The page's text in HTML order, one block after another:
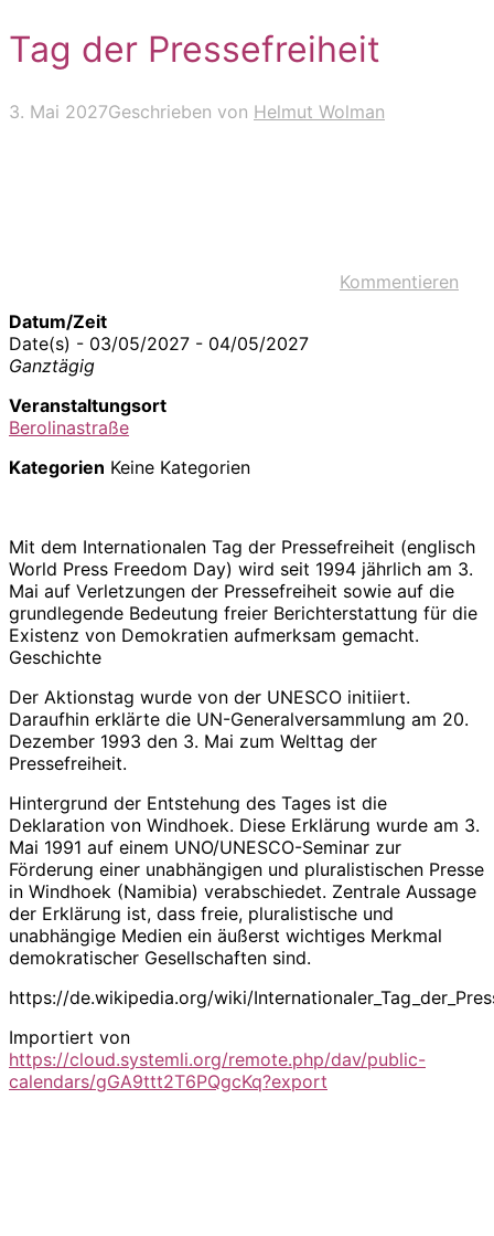
Tag der Pressefreiheit
3. Mai 2027Geschrieben von Helmut Wolman
Kommentieren
Datum/Zeit
Date(s) - 03/05/2027 - 04/05/2027
Ganztägig
Veranstaltungsort
Berolinastraße
Kategorien Keine Kategorien
Mit dem Internationalen Tag der Pressefreiheit (englisch
World Press Freedom Day) wird seit 1994 jährlich am 3.
Mai auf Verletzungen der Pressefreiheit sowie auf die
grundlegende Bedeutung freier Berichterstattung für die
Existenz von Demokratien aufmerksam gemacht.
Geschichte
Der Aktionstag wurde von der UNESCO initiiert.
Daraufhin erklärte die UN-Generalversammlung am 20.
Dezember 1993 den 3. Mai zum Welttag der
Pressefreiheit.
Hintergrund der Entstehung des Tages ist die
Deklaration von Windhoek. Diese Erklärung wurde am 3.
Mai 1991 auf einem UNO/UNESCO-Seminar zur
Förderung einer unabhängigen und pluralistischen Presse
in Windhoek (Namibia) verabschiedet. Zentrale Aussage
der Erklärung ist, dass freie, pluralistische und
unabhängige Medien ein äußerst wichtiges Merkmal
demokratischer Gesellschaften sind.
https://de.wikipedia.org/wiki/
Importiert von
https://cloud.systemli.org/remote.php/dav/public-
calendars/gGA9ttt2T6PQgcKq?export